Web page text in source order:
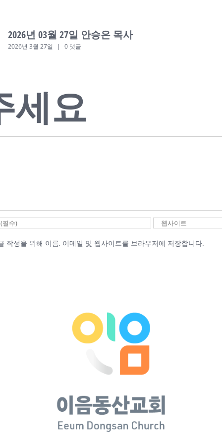
2026년 03월 27일 안승은 목사
2026년 3월 27일 | 0 댓글
세요
작성을 위해 이름, 이메일 및 웹사이트를 브라우저에 저장합니다.